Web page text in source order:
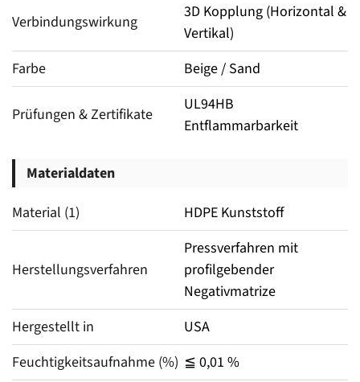
Verbindungswirkung
3D Kopplung (Horizontal &
Vertikal)
Farbe
Beige / Sand
Prüfungen & Zertifikate
UL94HB
Entflammarbarkeit
Materialdaten
Material (1)
HDPE Kunststoff
Herstellungsverfahren
Pressverfahren mit
profilgebender
Negativmatrize
Hergestellt in
USA
Feuchtigkeitsaufnahme (%) ≦ 0,01 %